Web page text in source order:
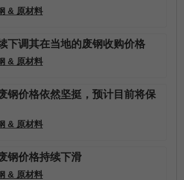
& 原材料
下调其在当地的废钢收购价格
& 原材料
钢价格依然坚挺，预计目前将保
& 原材料
钢价格持续下滑
& 原材料